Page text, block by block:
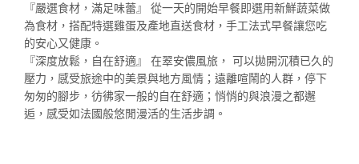
『嚴選食材，滿足味蕾』 從一天的開始早餐即選用新鮮蔬菜做
為食材，搭配特選雞蛋及產地直送食材，手工法式早餐讓您吃
的安心又健康。
『深度放鬆，自在舒適』 在翠安儂風旅， 可以拋開沉積已久的
壓力，感受旅途中的美景與地方風情；遠離喧鬧的人群，停下
匆匆的腳步，彷彿家一般的自在舒適；悄悄的與浪漫之都邂
逅，感受如法國般悠閒漫活的生活步調。